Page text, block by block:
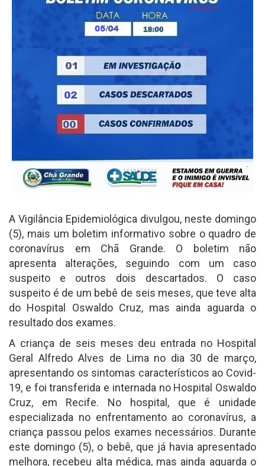
A Vigilância Epidemiológica divulgou, neste domingo
(5), mais um boletim informativo sobre o quadro de
coronavírus em Chã Grande. O boletim não
apresenta alterações, seguindo com um caso
suspeito e outros dois descartados. O caso
suspeito é de um bebê de seis meses, que teve alta
do Hospital Oswaldo Cruz, mas ainda aguarda o
resultado dos exames.
A criança de seis meses deu entrada no Hospital
Geral Alfredo Alves de Lima no dia 30 de março,
apresentando os sintomas característicos ao Covid-
19, e foi transferida e internada no Hospital Oswaldo
Cruz, em Recife. No hospital, que é unidade
especializada no enfrentamento ao coronavírus, a
criança passou pelos exames necessários. Durante
este domingo (5), o bebê, que já havia apresentado
melhora, recebeu alta médica, mas ainda aguarda o